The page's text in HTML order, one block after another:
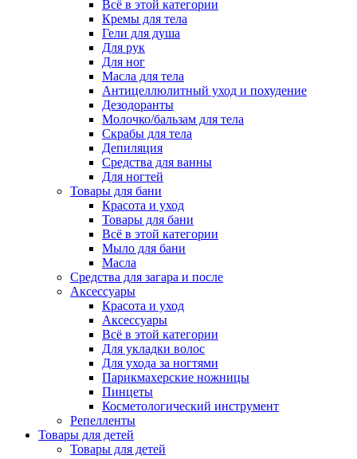
Всё в этой категории
Кремы для тела
Гели для душа
Для рук
Для ног
Масла для тела
Антицеллюлитный уход и похудение
Дезодоранты
Молочко/бальзам для тела
Скрабы для тела
Депиляция
Средства для ванны
Для ногтей
Товары для бани
Красота и уход
Товары для бани
Всё в этой категории
Мыло для бани
Масла
Средства для загара и после
Аксессуары
Красота и уход
Аксессуары
Всё в этой категории
Для укладки волос
Для ухода за ногтями
Парикмахерские ножницы
Пинцеты
Косметологический инструмент
Репелленты
Товары для детей
Товары для детей